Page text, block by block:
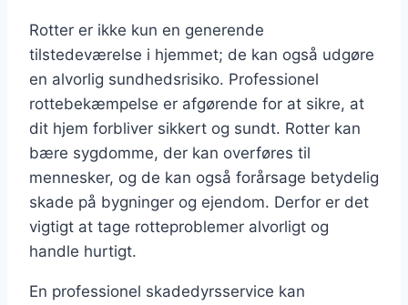
Rotter er ikke kun en generende
tilstedeværelse i hjemmet; de kan også udgøre
en alvorlig sundhedsrisiko. Professionel
rottebekæmpelse er afgørende for at sikre, at
dit hjem forbliver sikkert og sundt. Rotter kan
bære sygdomme, der kan overføres til
mennesker, og de kan også forårsage betydelig
skade på bygninger og ejendom. Derfor er det
vigtigt at tage rotteproblemer alvorligt og
handle hurtigt.
En professionel skadedyrsservice kan